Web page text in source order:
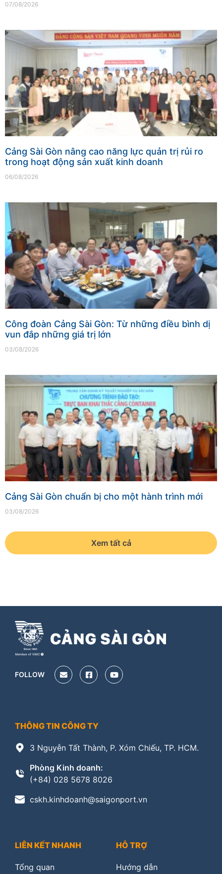
07/08/2026
Cảng Sài Gòn nâng cao năng lực quản trị rủi ro
trong hoạt động sản xuất kinh doanh
06/08/2026
Công đoàn Cảng Sài Gòn: Từ những điều bình dị
vun đắp những giá trị lớn
03/08/2026
Cảng Sài Gòn chuẩn bị cho một hành trình mới
03/08/2026
Xem tất cả
FOLLOW
THÔNG TIN CÔNG TY
3 Nguyễn Tất Thành, P. Xóm Chiếu, TP. HCM.
Phòng Kinh doanh:
(+84) 028 5678 8026
cskh.kinhdoanh@saigonport.vn
LIÊN KẾT NHANH
Tổng quan
HỖ TRỢ
Hướng dẫn